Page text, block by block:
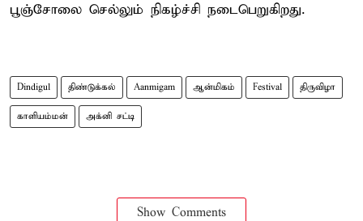
பூஞ்சோலை செல்லும் நிகழ்ச்சி நடைபெறுகிறது.
Dindigul திண்டுக்கல் Aanmigam ஆன்மிகம் Festival திருவிழா
காளியம்மன் அக்னி சட்டி
Show Comments